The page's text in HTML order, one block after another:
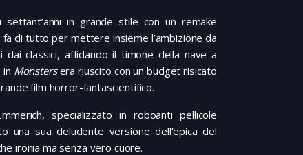
in grande stile con un remake
fa di tutto per mettere insieme l’ambizione da
dai classici, affidando il timone della nave a
in Monstersera riuscito con un budget risicato
film horror-fantascientifico.
specializzato in roboanti pellicole
una sua deludente versione dell’epica del
ironia ma senza vero cuore.